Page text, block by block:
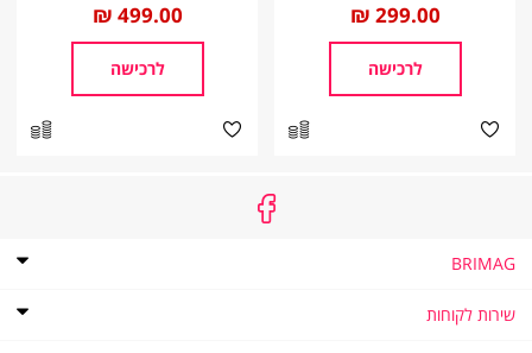
החל
מ
299.00 ₪
לרכישה
החל
מ
499.00 ₪
לרכישה
BRIMAG
תקנון מועדון הלקוחות של ברימאג
שירות לקוחות
שירות לקוחות